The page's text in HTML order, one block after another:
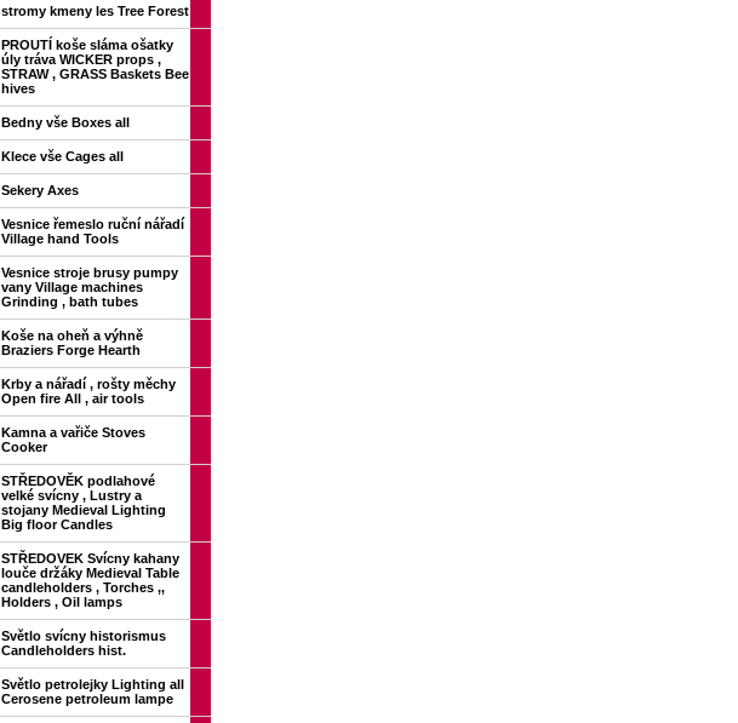
stromy kmeny les Tree Forest
PROUTÍ koše sláma ošatky
úly tráva WICKER props ,
STRAW , GRASS Baskets Bee
hives
Bedny vše Boxes all
Klece vše Cages all
Sekery Axes
Vesnice řemeslo ruční nářadí
Village hand Tools
Vesnice stroje brusy pumpy
vany Village machines
Grinding , bath tubes
Koše na oheň a výhně
Braziers Forge Hearth
Krby a nářadí , rošty měchy
Open fire All , air tools
Kamna a vařiče Stoves
Cooker
STŘEDOVĚK podlahové
velké svícny , Lustry a
stojany Medieval Lighting
Big floor Candles
STŘEDOVEK Svícny kahany
louče držáky Medieval Table
candleholders , Torches ,,
Holders , Oil lamps
Světlo svícny historismus
Candleholders hist.
Světlo petrolejky Lighting all
Cerosene petroleum lampe